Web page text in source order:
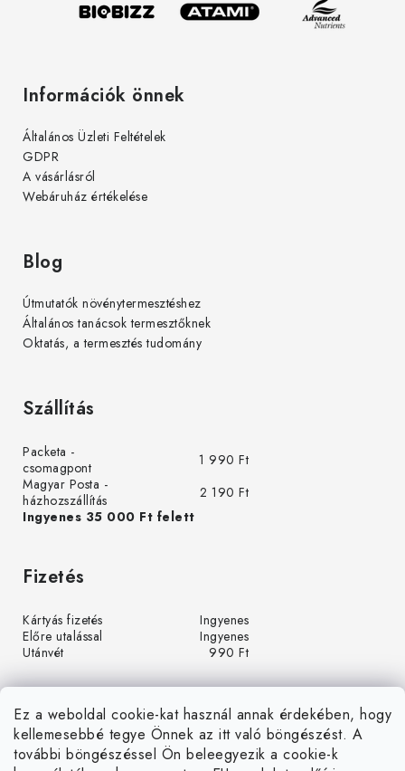
Ez a weboldal cookie-kat használ annak érdekében, hogy
kellemesebbé tegye Önnek az itt való böngészést. A
további böngészéssel Ön beleegyezik a cookie-k
Információk önnek
Általános Üzleti Feltételek
GDPR
A vásárlásról
Webáruház értékelése
Blog
Útmutatók növénytermesztéshez
Általános tanácsok termesztőknek
Oktatás, a termesztés tudomány
Szállítás
Packeta -
csomagpont
1 990 Ft
Magyar Posta -
házhozszállítás
2 190 Ft
Ingyenes 35 000 Ft felett
Fizetés
Kártyás fizetés
Ingyenes
Előre utalással
Ingyenes
Utánvét
990 Ft